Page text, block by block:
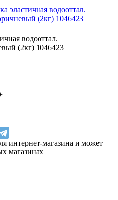
водооттал.
(2кг) 1046423
интернет-магазина и может
магазинах